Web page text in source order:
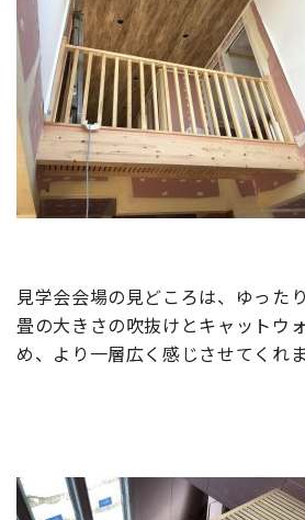
見学会会場の見どころは、ゆった
畳の大きさの吹抜けとキャットウ
め、より一層広く感じさせてくれ